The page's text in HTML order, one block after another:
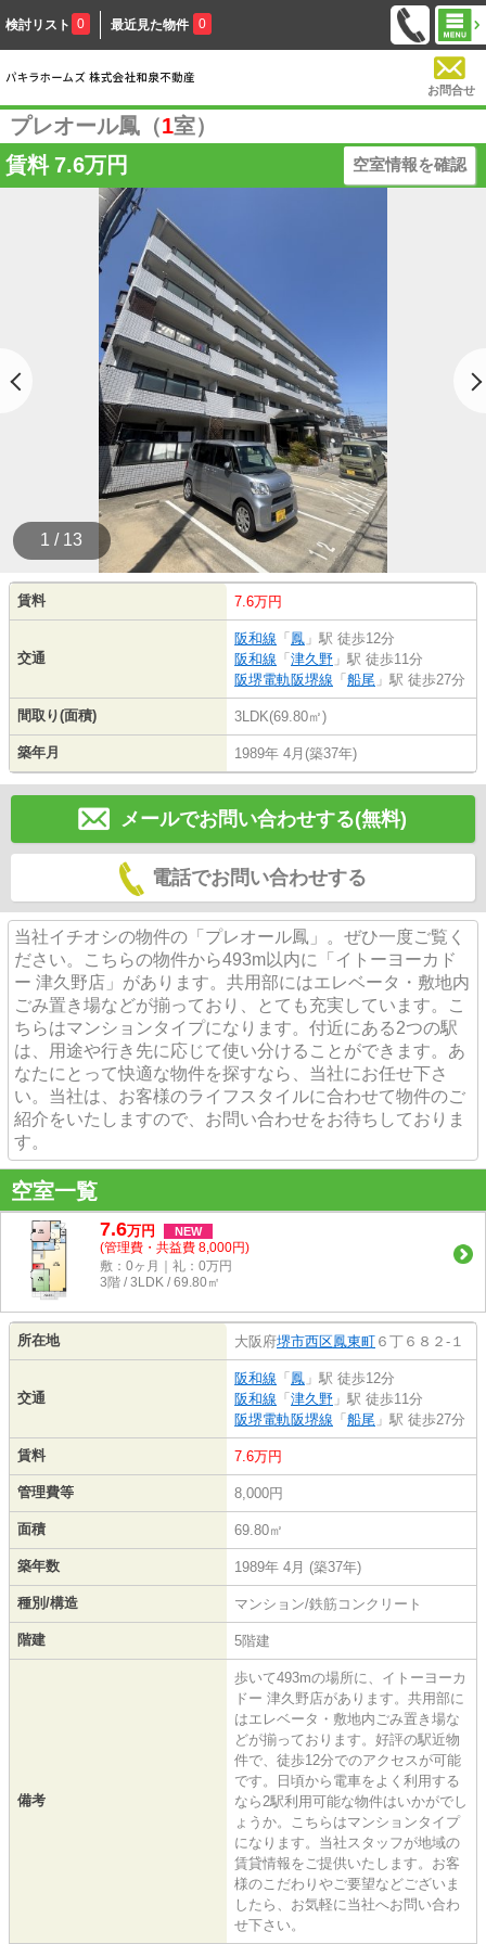
検討リスト 0 最近見た物件 0
お問合せ
プレオール鳳（1室）
賃料 7.6万円 空室情報を確認
1 / 13
賃料 7.6万円
交通
阪和線 「 鳳 」駅 徒歩12分
阪和線 「 津久野 」駅 徒歩11分
阪堺電軌阪堺線 「 船尾 」駅 徒歩27分
間取り(面積) 3LDK(69.80㎡)
築年月 1989年 4月(築37年)
メールでお問い合わせする(無料)
電話でお問い合わせする
当社イチオシの物件の「プレオール鳳」。ぜひ一度ご覧く
ださい。こちらの物件から493m以内に「イトーヨーカド
ー 津久野店」があります。共用部にはエレベータ・敷地内
ごみ置き場などが揃っており、とても充実しています。こ
ちらはマンションタイプになります。付近にある2つの駅
は、用途や行き先に応じて使い分けることができます。あ
なたにとって快適な物件を探すなら、当社にお任せ下さ
い。当社は、お客様のライフスタイルに合わせて物件のご
紹介をいたしますので、お問い合わせをお待ちしておりま
す。
空室一覧
7.6万円 NEW
(管理費・共益費 8,000円)
敷：0ヶ月｜礼：0万円
3階 / 3LDK / 69.80㎡
所在地 大阪府堺市西区鳳東町 ６丁６８２-１
交通
阪和線 「 鳳 」駅 徒歩12分
阪和線 「 津久野 」駅 徒歩11分
阪堺電軌阪堺線 「 船尾 」駅 徒歩27分
賃料 7.6万円
管理費等 8,000円
面積 69.80㎡
築年数 1989年 4月 (築37年)
種別/構造 マンション/鉄筋コンクリート
階建 5階建
備考
歩いて493mの場所に、イトーヨーカ
ドー 津久野店があります。共用部に
はエレベータ・敷地内ごみ置き場な
どが揃っております。好評の駅近物
件で、徒歩12分でのアクセスが可能
です。日頃から電車をよく利用する
なら2駅利用可能な物件はいかがでし
ょうか。こちらはマンションタイプ
になります。当社スタッフが地域の
賃貸情報をご提供いたします。お客
様のこだわりやご要望などございま
したら、お気軽に当社へお問い合わ
せ下さい。